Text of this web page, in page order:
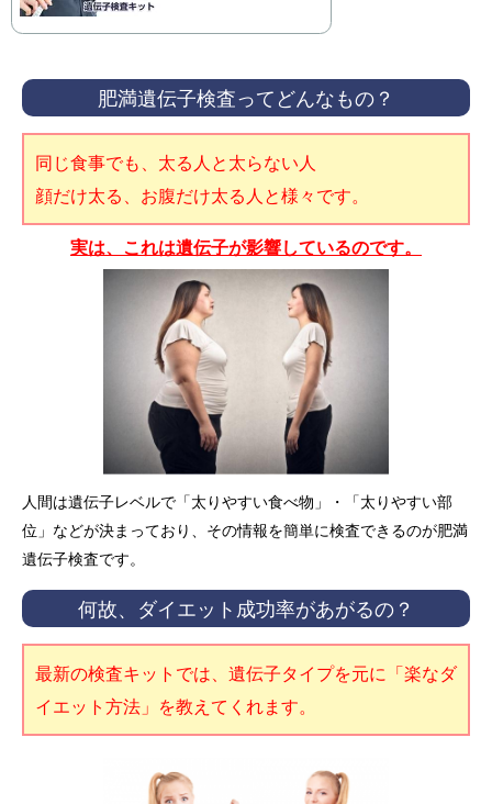
肥満遺伝子検査ってどんなもの？
同じ食事でも、太る人と太らない人
顔だけ太る、お腹だけ太る人と様々です。
実は、これは遺伝子が影響しているのです。
人間は遺伝子レベルで「太りやすい食べ物」・「太りやすい部
位」などが決まっており、その情報を簡単に検査できるのが肥満
遺伝子検査です。
何故、ダイエット成功率があがるの？
最新の検査キットでは、遺伝子タイプを元に「楽なダ
イエット方法」を教えてくれます。